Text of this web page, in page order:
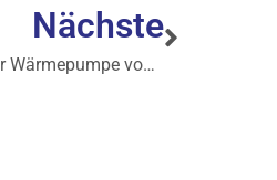
Nächste
Heizungsmodernisierung mit einer Wärmepumpe von Vaillant in Flörsheim-Dalsheim